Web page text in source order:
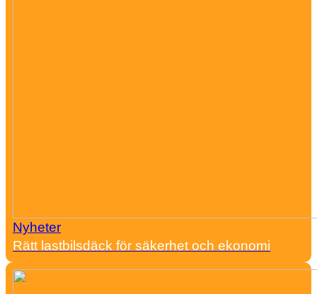
Nyheter
Rätt lastbilsdäck för säkerhet och ekonomi